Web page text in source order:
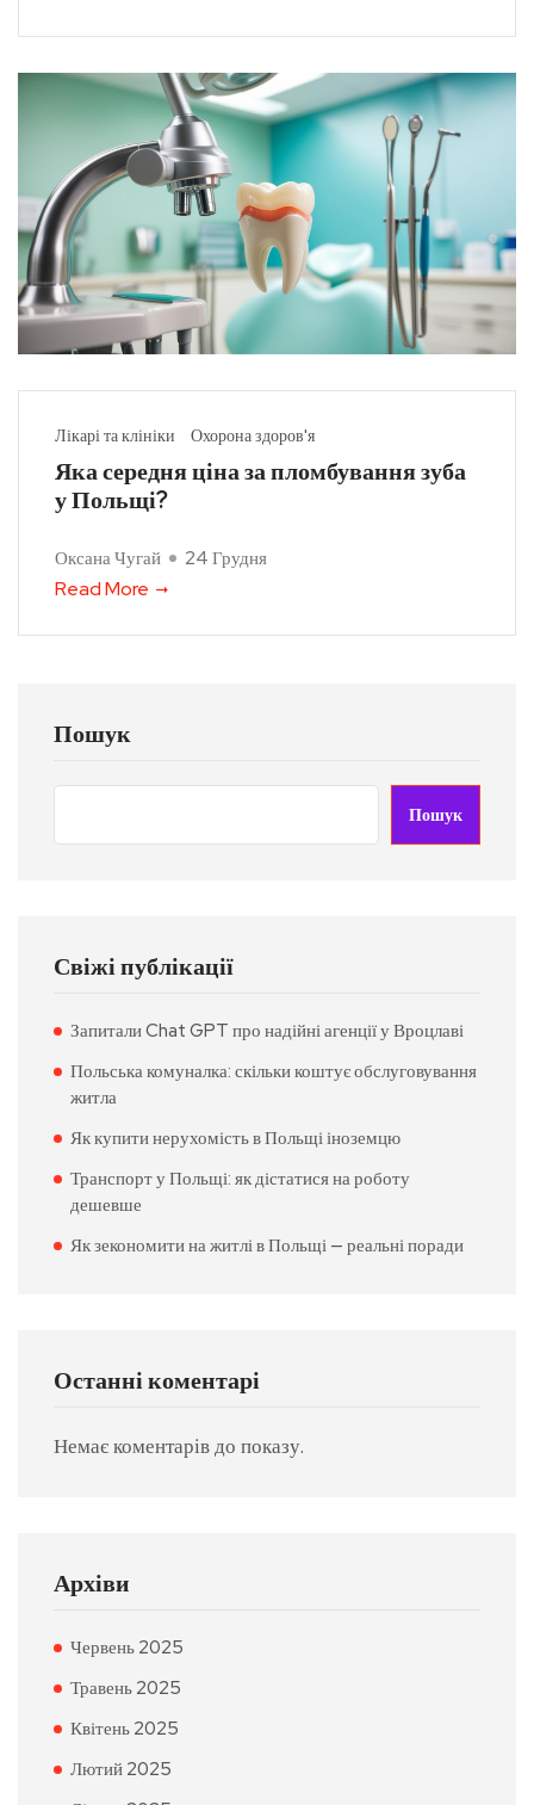
Лікарі та клініки Охорона здоров'я
Яка середня ціна за пломбування зуба
у Польщі?
Оксана Чугай 24 Грудня
Read More
Пошук
Пошук
Свіжі публікації
Запитали Chat GPT про надійні агенції у Вроцлаві
Польська комуналка: скільки коштує обслуговування
житла
Як купити нерухомість в Польщі іноземцю
Транспорт у Польщі: як дістатися на роботу
дешевше
Як зекономити на житлі в Польщі — реальні поради
Останні коментарі
Немає коментарів до показу.
Архіви
Червень 2025
Травень 2025
Квітень 2025
Лютий 2025